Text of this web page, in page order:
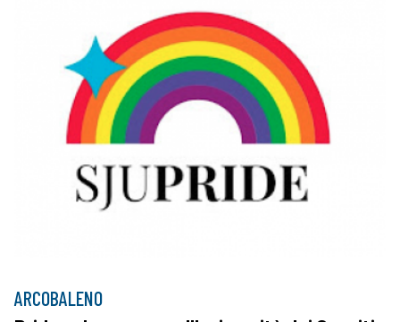
ARCOBALENO